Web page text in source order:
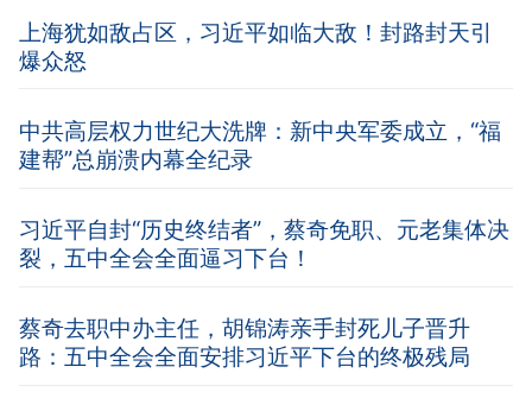
上海犹如敌占区，习近平如临大敌！封路封天引
爆众怒
中共高层权力世纪大洗牌：新中央军委成立，“福
建帮”总崩溃内幕全纪录
习近平自封“历史终结者”，蔡奇免职、元老集体决
裂，五中全会全面逼习下台！
蔡奇去职中办主任，胡锦涛亲手封死儿子晋升
路：五中全会全面安排习近平下台的终极残局